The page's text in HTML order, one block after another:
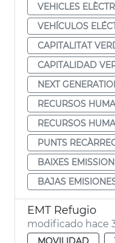
VEHICLES
VEHÍCULOS
CAPITALITAT
CAPITALIDAD
NEXT
RECURSOS
RECURSOS
PUNTS
BAIXES
BAJAS
EMT Refugio
modificado hace